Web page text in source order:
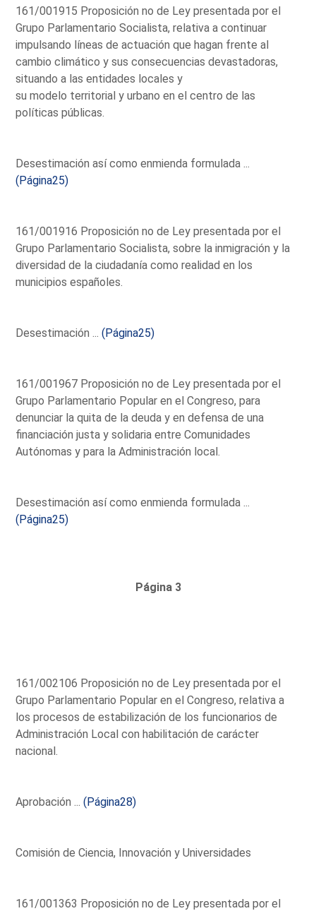
161/001915 Proposición no de Ley presentada por el
Grupo Parlamentario Socialista, relativa a continuar
impulsando líneas de actuación que hagan frente al
cambio climático y sus consecuencias devastadoras,
situando a las entidades locales y
su modelo territorial y urbano en el centro de las
políticas públicas.
Desestimación así como enmienda formulada ...
(Página25)
161/001916 Proposición no de Ley presentada por el
Grupo Parlamentario Socialista, sobre la inmigración y la
diversidad de la ciudadanía como realidad en los
municipios españoles.
Desestimación ...(Página25)
161/001967 Proposición no de Ley presentada por el
Grupo Parlamentario Popular en el Congreso, para
denunciar la quita de la deuda y en defensa de una
financiación justa y solidaria entre Comunidades
Autónomas y para la Administración local.
Desestimación así como enmienda formulada ...
(Página25)
Página 3
161/002106 Proposición no de Ley presentada por el
Grupo Parlamentario Popular en el Congreso, relativa a
los procesos de estabilización de los funcionarios de
Administración Local con habilitación de carácter
nacional.
Aprobación ...(Página28)
Comisión de Ciencia, Innovación y Universidades
161/001363 Proposición no de Ley presentada por el